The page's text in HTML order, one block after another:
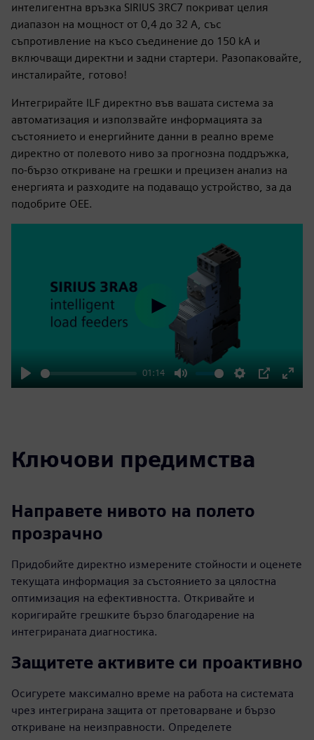
интелигентна връзка SIRIUS 3RC7 покриват целия
диапазон на мощност от 0,4 до 32 A, със
съпротивление на късо съединение до 150 kA и
включващи директни и задни стартери. Разопаковайте,
инсталирайте, готово!
Интегрирайте ILF директно във вашата система за
автоматизация и използвайте информацията за
състоянието и енергийните данни в реално време
директно от полевото ниво за прогнозна поддръжка,
по-бързо откриване на грешки и прецизен анализ на
енергията и разходите на подаващо устройство, за да
подобрите OEE.
Play
01:14
Mute Settings
PIP
Enter
Play
Ключови предимства
Направете нивото на полето
прозрачно
Придобийте директно измерените стойности и оценете
текущата информация за състоянието за цялостна
оптимизация на ефективността. Откривайте и
коригирайте грешките бързо благодарение на
интегрираната диагностика.
Защитете активите си проактивно
Осигурете максимално време на работа на системата
чрез интегрирана защита от претоварване и бързо
откриване на неизправности. Определете